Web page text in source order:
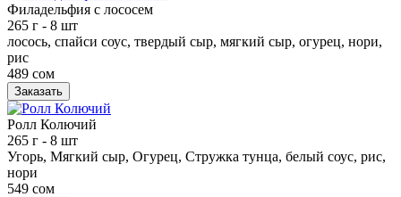
Филадельфия с лососем
265 г - 8 шт
лосось, спайси соус, твердый сыр, мягкий сыр, огурец, нори,
рис
489 сом
Заказать
Ролл Колючий
265 г - 8 шт
Угорь, Мягкий сыр, Огурец, Стружка тунца, белый соус, рис,
нори
549 сом